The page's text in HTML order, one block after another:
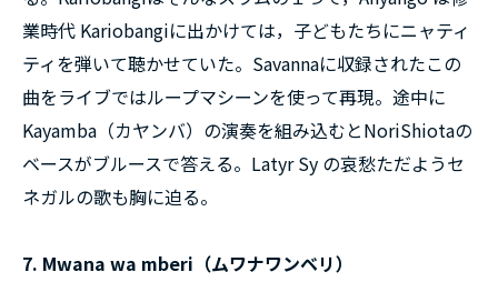
業時代 Kariobangiに出かけては，子どもたちにニャティ
ティを弾いて聴かせていた。Savannaに収録されたこの
曲をライブではループマシーンを使って再現。途中に
Kayamba（カヤンバ）の演奏を組み込むとNoriShiotaの
ベースがブルースで答える。Latyr Sy の哀愁ただようセ
ネガルの歌も胸に迫る。
7. Mwana wa mberi（ムワナワンベリ）